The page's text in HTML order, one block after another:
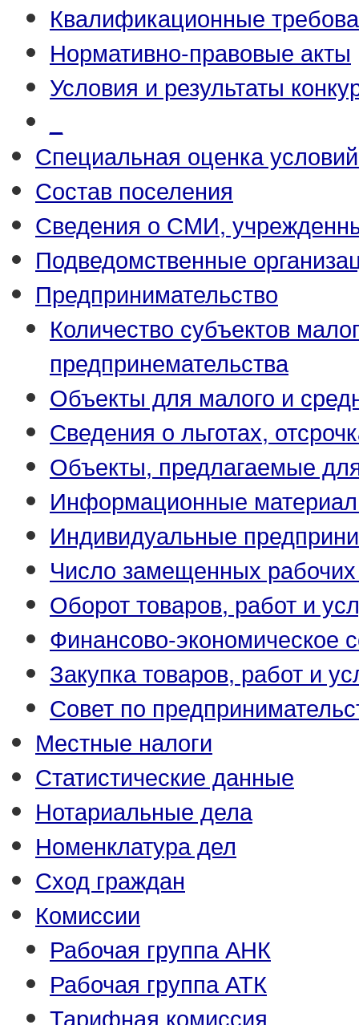
Квалификационные
Нормативно-правовые акты
Условия и результаты
Специальная оценка
Состав поселения
Сведения о СМИ,
Подведомственные
Предпринимательство
Количество субъектов
предпринемательства
Объекты для малого и
Сведения о льготах,
Объекты, предлагаемые
Информационные
Индивидуальные
Число замещенных
Оборот товаров, работ и
Финансово-экономическое
Закупка товаров, работ и
Совет по
Местные налоги
Статистические данные
Нотариальные дела
Номенклатура дел
Сход граждан
Комиссии
Рабочая группа АНК
Рабочая группа АТК
Тарифная комиссия